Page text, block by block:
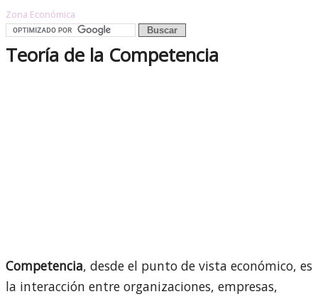
Zona Económica
Teoría de la Competencia
Competencia, desde el punto de vista económico, es
la interacción entre organizaciones, empresas,